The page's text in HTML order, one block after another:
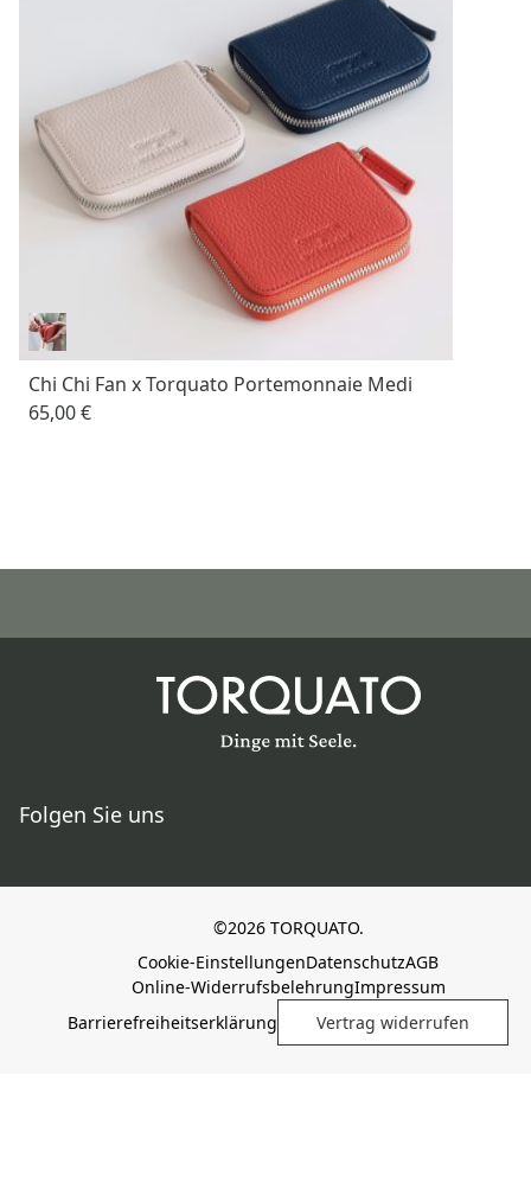
Chi Chi Fan x Torquato Portemonnaie Medi
65,00 €
Folgen Sie uns
©2026 TORQUATO.
Cookie-EinstellungenDatenschutzAGB
Online-WiderrufsbelehrungImpressum
Barrierefreiheitserklärung
Vertrag widerrufen